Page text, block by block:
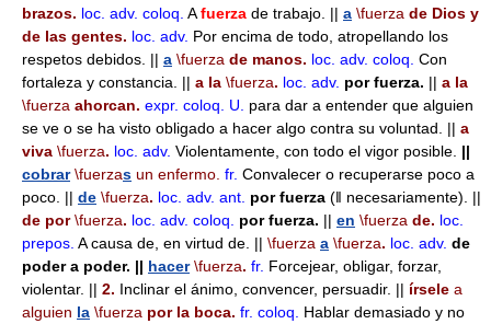
brazos. loc. adv. coloq. Afuerza de trabajo. || a \fuerza de Dios y
de las gentes. loc. adv. Por encima de todo, atropellando los
respetos debidos. || a \fuerza de manos. loc. adv. coloq. Con
fortaleza y constancia. || a la \fuerza. loc. adv. por fuerza. || a la
\fuerza ahorcan. expr. coloq. U.
para dar a entender que alguien
se ve o se ha visto obligado a hacer algo contra su voluntad. || a
viva \fuerza. loc. adv. Violentamente, con todo el vigor posible. ||
cobrar \fuerzas un enfermo. fr. Convalecer o recuperarse poco a
poco. || de \fuerza. loc. adv. ant. por fuerza (ǁ necesariamente). ||
de por\fuerza. loc. adv. coloq. por fuerza. || en \fuerza de. loc.
prepos. A causa de, en virtud de. || \fuerza a \fuerza. loc. adv. de
poder a poder. || hacer \fuerza. fr. Forcejear, obligar, forzar,
violentar. || 2. Inclinar el ánimo, convencer, persuadir. || írsele a
alguien la \fuerza por la boca. fr. coloq.
Hablar demasiado y no